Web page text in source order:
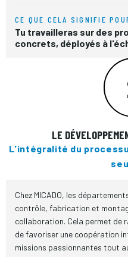
CE QUE CELA SIGNIFIE
Tu travailleras sur des
concrets, déployés à
LE
L'intégralité du
Chez MICADO, les
contrôle, fabrication et
collaboration. Cela permet de
de favoriser une coopération
missions passionnantes tout